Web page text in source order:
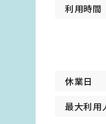
利用時間
休業日
最大利用